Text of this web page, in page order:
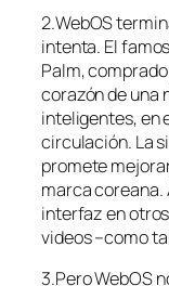
2.WebOS
intenta. El
Palm,
corazón de una
inteligentes, en
circulación. La
promete
marca coreana.
interfaz en
videos –como
3.Pero WebOS